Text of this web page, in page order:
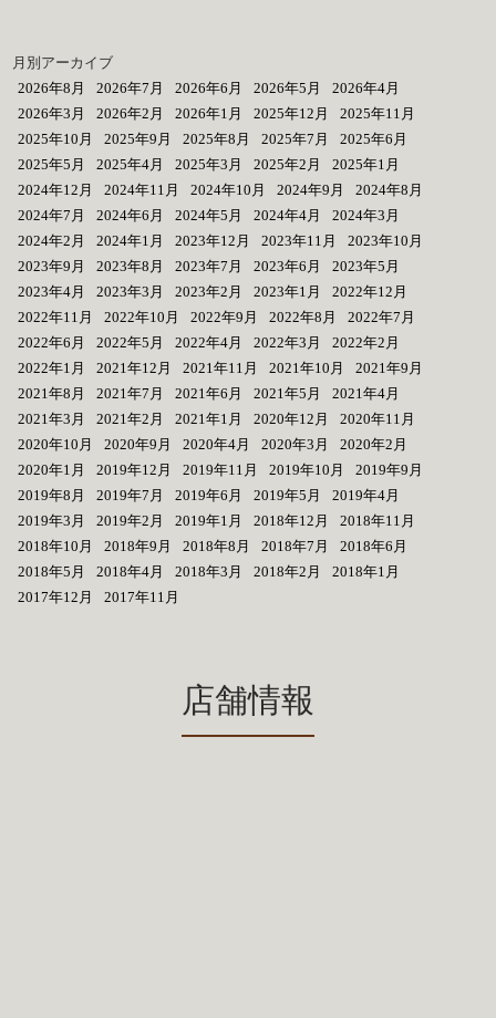
月別アーカイブ
2026年8月
2026年7月 2026年6月 2026年5月
2026年4月
2026年3月
2026年2月 2026年1月 2025年12月
2025年11月
2025年10月
2025年9月 2025年8月 2025年7月
2025年6月
2025年5月
2025年4月 2025年3月 2025年2月
2025年1月
2024年12月
2024年11月 2024年10月 2024年9月
2024年8月
2024年7月
2024年6月 2024年5月 2024年4月
2024年3月
2024年2月
2024年1月 2023年12月 2023年11月
2023年10月
2023年9月
2023年8月 2023年7月 2023年6月
2023年5月
2023年4月
2023年3月 2023年2月 2023年1月
2022年12月
2022年11月
2022年10月 2022年9月 2022年8月
2022年7月
2022年6月
2022年5月 2022年4月 2022年3月
2022年2月
2022年1月
2021年12月 2021年11月 2021年10月
2021年9月
2021年8月
2021年7月 2021年6月 2021年5月
2021年4月
2021年3月
2021年2月 2021年1月 2020年12月
2020年11月
2020年10月
2020年9月 2020年4月 2020年3月
2020年2月
2020年1月
2019年12月 2019年11月 2019年10月
2019年9月
2019年8月
2019年7月 2019年6月 2019年5月
2019年4月
2019年3月
2019年2月 2019年1月 2018年12月
2018年11月
2018年10月
2018年9月 2018年8月 2018年7月
2018年6月
2018年5月
2018年4月 2018年3月 2018年2月
2018年1月
2017年12月
2017年11月
店舗情報